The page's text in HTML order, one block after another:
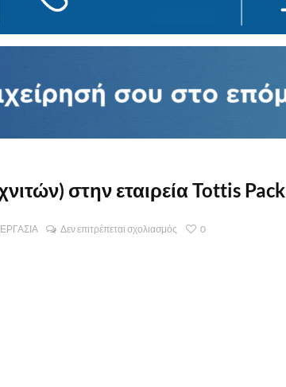
στην εταιρεία Tottis Pack
ΕΡΓΑΣΙΑ Δεν επιτρέπεται σχολιασμός 0